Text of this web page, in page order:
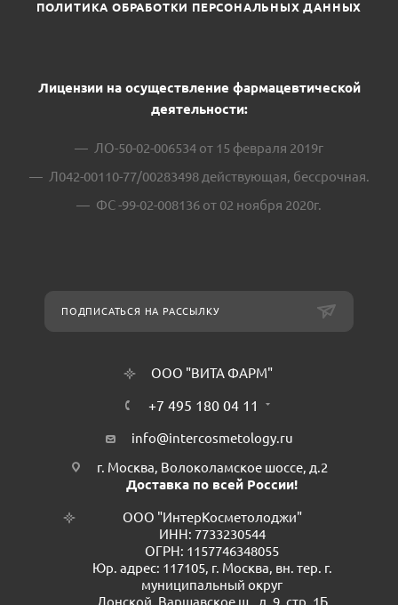
ПОЛИТИКА ОБРАБОТКИ ПЕРСОНАЛЬНЫХ ДАННЫХ
Лицензии на осуществление фармацевтической
деятельности:
ЛО-50-02-006534 от 15 февраля 2019г
Л042-00110-77/00283498 действующая, бессрочная.
ФС -99-02-008136 от 02 ноября 2020г.
ПОДПИСАТЬСЯ НА РАССЫЛКУ
ООО "ВИТА ФАРМ"
+7 495 180 04 11
info@intercosmetology.ru
г. Москва, Волоколамское шоссе, д.2
Доставка по всей России!
ООО "ИнтерКосметолоджи"
ИНН: 7733230544
ОГРН: 1157746348055
Юр. адрес: 117105, г. Москва, вн. тер. г.
муниципальный округ
Донской, Варшавское ш., д. 9, стр. 1Б